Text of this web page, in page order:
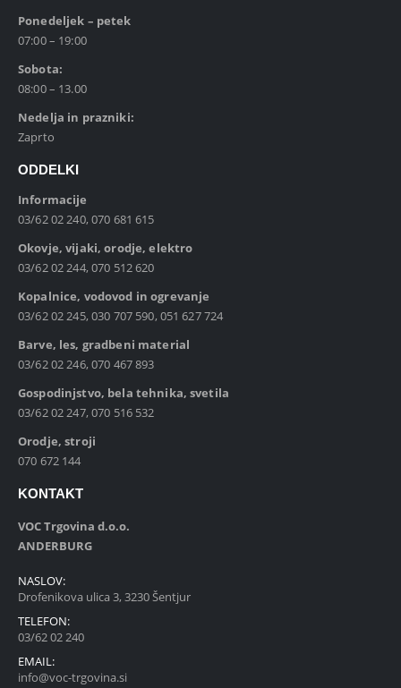
Ponedeljek – petek
07:00 – 19:00
Sobota:
08:00 – 13.00
Nedelja in prazniki:
Zaprto
ODDELKI
Informacije
03/62 02 240, 070 681 615
Okovje, vijaki, orodje, elektro
03/62 02 244, 070 512 620
Kopalnice, vodovod in ogrevanje
03/62 02 245, 030 707 590, 051 627 724
Barve, les, gradbeni material
03/62 02 246, 070 467 893
Gospodinjstvo, bela tehnika, svetila
03/62 02 247, 070 516 532
Orodje, stroji
070 672 144
KONTAKT
VOC Trgovina d.o.o.
ANDERBURG
NASLOV:
Drofenikova ulica 3, 3230 Šentjur
TELEFON:
03/62 02 240
EMAIL:
info@voc-trgovina.si